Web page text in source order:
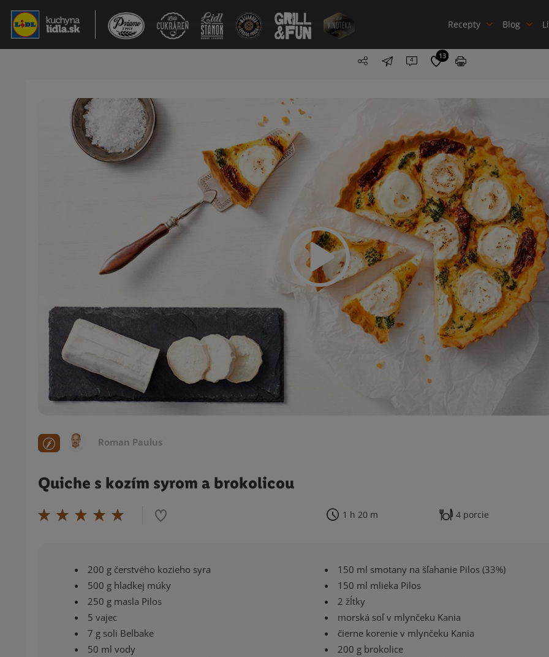
Recepty Blog
4 13
Roman Paulus
Quiche s kozím syrom a brokolicou
1 h 20 m 4 porcie
200 g čerstvého kozieho syra
500 g hladkej múky
250 g masla Pilos
5 vajec
7 g soli Belbake
50 ml vody
150 ml smotany na šľahanie Pilos (33%)
150 ml mlieka Pilos
2 žĺtky
morská soľ v mlynčeku Kania
čierne korenie v mlynčeku Kania
200 g brokolice